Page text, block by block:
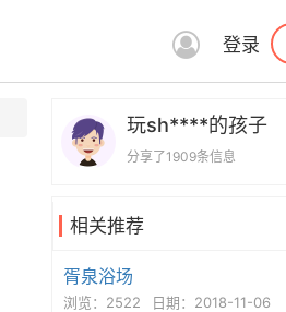
登录
玩sh****的孩子
分享了1909条信息
相关推荐
胥泉浴场
浏览：2522 日期：2018-11-06